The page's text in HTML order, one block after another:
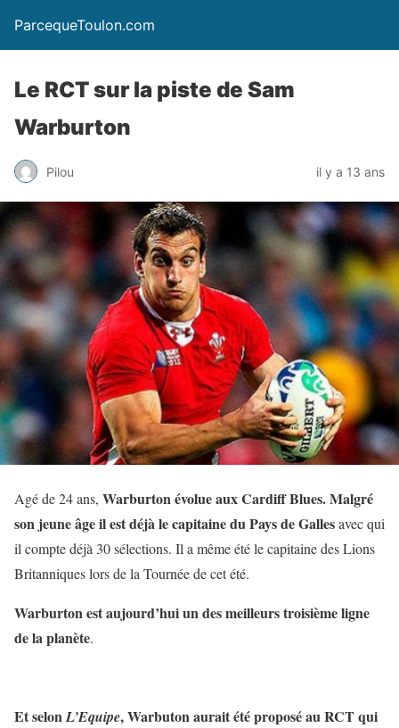
ParcequeToulon.com
Le RCT sur la piste de Sam
Warburton
Pilou il y a 13 ans
Agé de 24 ans, Warburton évolue aux Cardiff Blues. Malgré
son jeune âge il est déjà le capitaine du Pays de Gallesavec qui
il compte déjà 30 sélections. Il a même été le capitaine des Lions
Britanniques lors de la Tournée de cet été.
Warburton est aujourd’hui un des meilleurs troisième ligne
de la planète.
Et selonL’Equipe, Warbuton aurait été proposé au RCT qui